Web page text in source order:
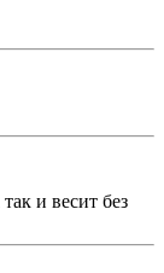
и весит без